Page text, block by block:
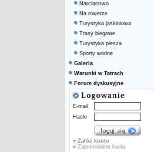
Narciarstwo
Na rowerze
Turystyka jaskiniowa
Trasy biegowe
Turystyka piesza
Sporty wodne
Galeria
Warunki w Tatrach
Forum dyskusyjne
E-mail
Hasło
» Załóż konto
»Zapomniałem hasła